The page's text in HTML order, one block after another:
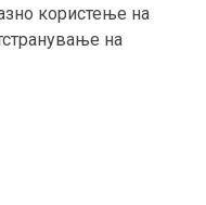
користење на
на